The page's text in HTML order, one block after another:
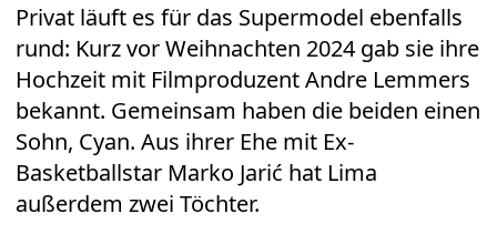
Privat läuft es für das Supermodel ebenfalls
rund: Kurz vor Weihnachten 2024 gab sie ihre
Hochzeit mit Filmproduzent Andre Lemmers
bekannt. Gemeinsam haben die beiden einen
Sohn, Cyan. Aus ihrer Ehe mit Ex-
Basketballstar Marko Jarić hat Lima
außerdem zwei Töchter.